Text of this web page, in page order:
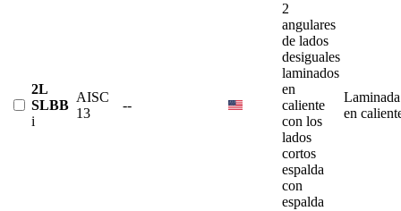
2L
SLBB
i
AISC
13
--
2
angulares
de lados
desiguales
laminados
en
caliente
con los
lados
cortos
espalda
con
espalda
Laminada
en